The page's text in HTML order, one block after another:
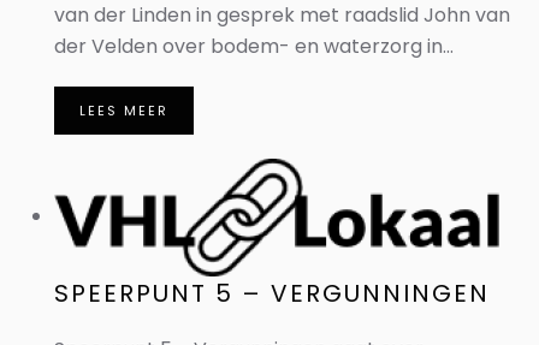
van der Linden in gesprek met raadslid John van
der Velden over bodem- en waterzorg in...
LEES MEER
SPEERPUNT 5 – VERGUNNINGEN